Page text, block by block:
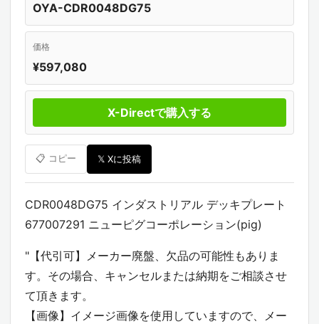
OYA-CDR0048DG75
価格
¥597,080
X-Directで購入する
📋 コピー 𝕏 Xに投稿
CDR0048DG75 インダストリアル デッキプレート
677007291 ニューピグコーポレーション(pig)
"【代引可】メーカー廃盤、欠品の可能性もありま
す。その場合、キャンセルまたは納期をご相談させ
て頂きます。
【画像】イメージ画像を使用していますので、メー